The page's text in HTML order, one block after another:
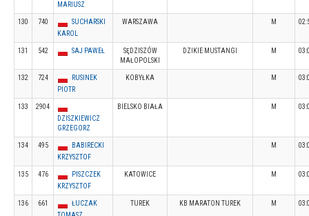
MARIUSZ
130 740
SUCHARSKI
KAROL
WARSZAWA M
131 542 SAJ PAWEŁ
SĘDZISZÓW
MAŁOPOLSKI
DZIKIE MUSTANGI M
132 724
RUSINEK
PIOTR
KOBYŁKA M
133
2904
DZISZKIEWICZ
GRZEGORZ
BIELSKO BIAŁA M
134 495
BABIRECKI
KRZYSZTOF
M
135 476
PISZCZEK
KRZYSZTOF
KATOWICE M
136 661
ŁUCZAK
TUREK KB MARATON TUREK M